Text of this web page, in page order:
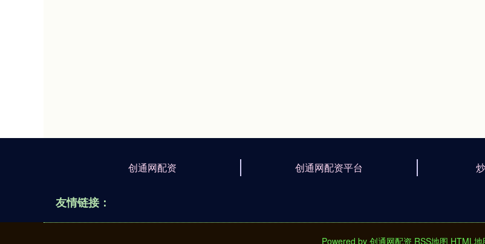
创通网配资 创通网配资平台
友情链接：
Powered by 创通网配资 RSS地图 HTML地